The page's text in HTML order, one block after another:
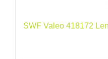
SWF Valeo 418172